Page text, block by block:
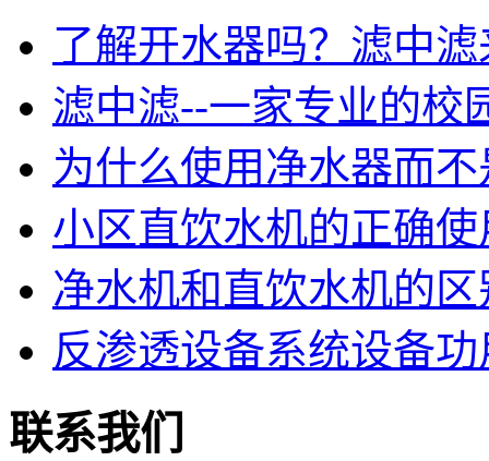
了解开水器吗？滤中
滤中滤--一家专业的校
为什么使用净水器而
小区直饮水机的正确
净水机和直饮水机的
反渗透设备系统设备
联系我们